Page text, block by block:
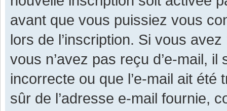
avant que vous puissiez vous
lors de l’inscription. Si vous
vous n’avez pas reçu d’e-mail,
incorrecte ou que l’e-mail ait
sûr de l’adresse e-mail fournie,